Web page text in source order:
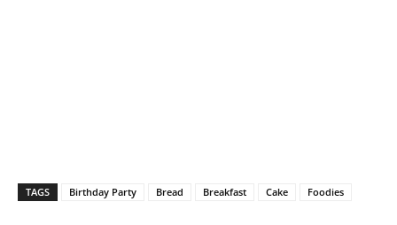
TAGS Birthday Party Bread Breakfast Cake Foodies